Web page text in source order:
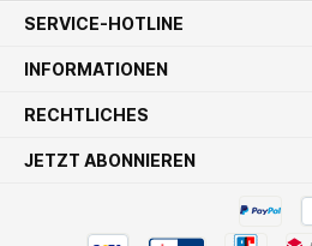
SERVICE-HOTLINE
INFORMATIONEN
RECHTLICHES
JETZT ABONNIEREN